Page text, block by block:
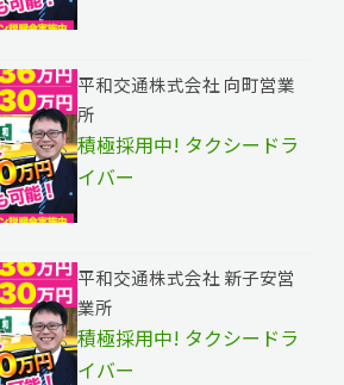
平和交通株式会社 向町営業
所
積極採用中! タクシードラ
イバー
平和交通株式会社 新子安営
業所
積極採用中! タクシードラ
イバー